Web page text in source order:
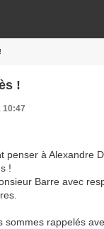
!
10:47
penser à Alexandre
!
Barre avec
sommes rappelés